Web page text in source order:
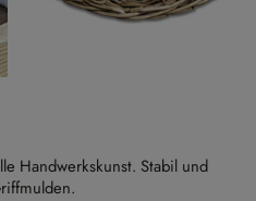
Handwerkskunst. Stabil und